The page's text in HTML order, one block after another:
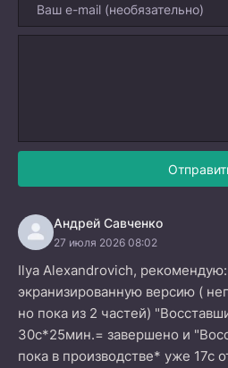
Андрей Савченко
27 июля 2026 08:02
Ilya Alexandrovich,
экранизированную версию (
но пока из 2 частей)
30с*25мин.= завершено и
пока в производстве* уже 17с